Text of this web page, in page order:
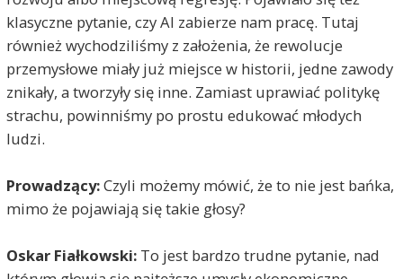
klasyczne pytanie, czy AI zabierze nam pracę. Tutaj
również wychodziliśmy z założenia, że rewolucje
przemysłowe miały już miejsce w historii, jedne zawody
znikały, a tworzyły się inne. Zamiast uprawiać politykę
strachu, powinniśmy po prostu edukować młodych
ludzi.
Prowadzący:Czyli możemy mówić, że to nie jest bańka,
mimo że pojawiają się takie głosy?
Oskar Fiałkowski: To jest bardzo trudne pytanie, nad